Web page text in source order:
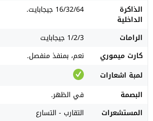
الذاكرة
الداخلية
16/32/64 جيجابايت.
الرامات
1/2/3 جيجابايت
كارت ميموري
نعم، بمنفذ منفصل.
لمبة اشعارات
البصمة
في الظهر.
المستشعرات
التقارب - التسارع